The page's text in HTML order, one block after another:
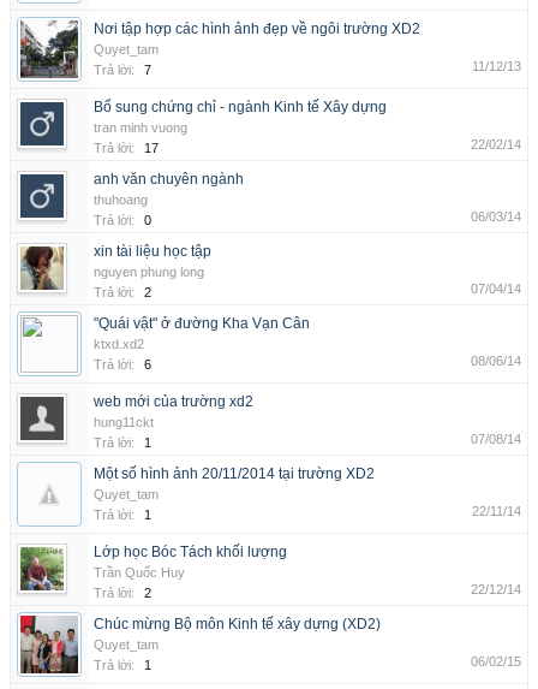
Nơi tập hợp các hình ảnh đẹp về ngôi trường XD2
Quyet_tam
Trả lời:
7 11/12/13
Bổ sung chứng chỉ - ngành Kinh tế Xây dựng
tran minh vuong
Trả lời:
17 22/02/14
anh văn chuyên ngành
thuhoang
Trả lời:
0 06/03/14
xin tài liệu học tập
nguyen phung long
Trả lời:
2 07/04/14
"Quái vật" ở đường Kha Vạn Cân
ktxd.xd2
Trả lời:
6 08/06/14
web mới của trường xd2
hung11ckt
Trả lời:
1 07/08/14
Một số hình ảnh 20/11/2014 tại trường XD2
Quyet_tam
Trả lời:
1 22/11/14
Lớp học Bóc Tách khối lượng
Trần Quốc Huy
Trả lời:
2 22/12/14
Chúc mừng Bộ môn Kinh tế xây dựng (XD2)
Quyet_tam
Trả lời:
1 06/02/15